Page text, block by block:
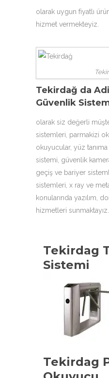
olarak uygun fiyatlı
hizmet vermekteyiz.
Tekirdağ da
Güvenlik
olarak siz değerli
sistemleri, parmakizi
okuyucular, yüz
sistemi, güvenlik
geçiş ve bariyer
sistemleri, x ray ve
konularında yazılım,
hizmetleri sunmaktayız.
Tekirdag
Sistemi
Tekirdag